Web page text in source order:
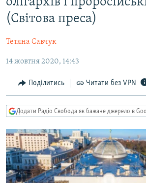
до
основної
Перейти
до
ПОЛІТИКА
СУСПІЛЬСТВО
КУЛЬТУРА
СПОРТ
СВІТ
ВІЙНА
ДОНБАС.РЕАЛІЇ
КРИМ.РЕАЛІЇ
ТИ ЯК?
ПРИАЗОВ’Я
КИТАЙ.ВИКЛИКИ
МУЛЬТИМЕДІА
ФОТО
(Світова преса)
​Тетяна Савчук
14 жовтня 2020, 14:43
Поділитись Читати без VPN
Додати Радіо Свобода як бажане джерело в